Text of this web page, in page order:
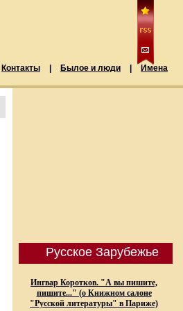
Контакты Былое и люди
Имена
Русское Зарубежье
Ингвар Коротков. "А вы пишите,
пишите..." (о Книжном салоне
"Русской литературы" в Париже)